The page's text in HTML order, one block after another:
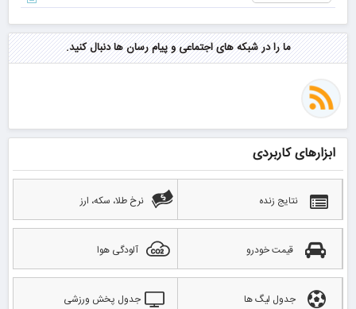
ما را در شبکه های اجتماعی و پیام رسان ها دنبال کنید.
ابزارهای کاربردی
نتایج زنده نرخ طلا، سکه، ارز
قیمت خودرو آلودگی هوا
جدول لیگ ها جدول پخش ورزشی